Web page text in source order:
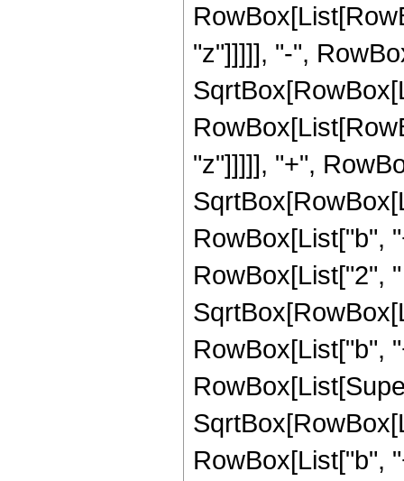
"z"]]]]], "-",
"z"]]]]], "+",
RowBox[List["b",
RowBox[List["2",
RowBox[List["b",
RowBox[List["b",